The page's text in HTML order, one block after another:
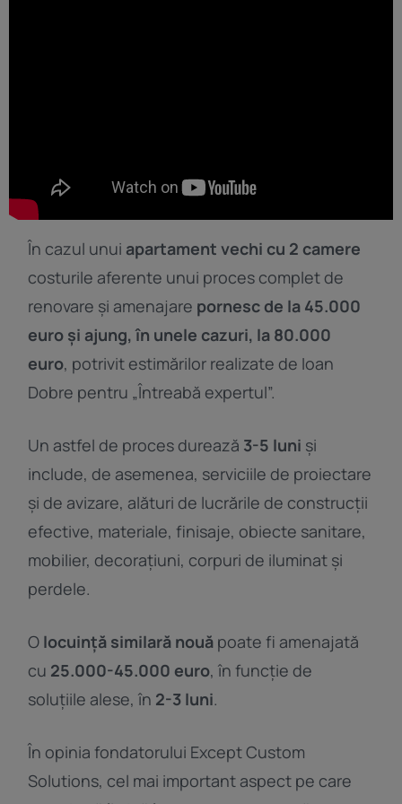
În cazul unui apartament vechi cu 2 camere
costurile aferente unui proces complet de
renovare și amenajare pornesc de la 45.000
euro și ajung, în unele cazuri, la 80.000
euro, potrivit estimărilor realizate de Ioan
Dobre pentru „Întreabă expertul”.
Un astfel de proces durează 3-5 luni și
include, de asemenea, serviciile de proiectare
și de avizare, alături de lucrările de construcții
efective, materiale, finisaje, obiecte sanitare,
mobilier, decorațiuni, corpuri de iluminat și
perdele.
O locuință similară nouă poate fi amenajată
cu 25.000-45.000 euro, în funcție de
soluțiile alese, în 2-3 luni.
În opinia fondatorului Except Custom
Solutions, cel mai important aspect pe care